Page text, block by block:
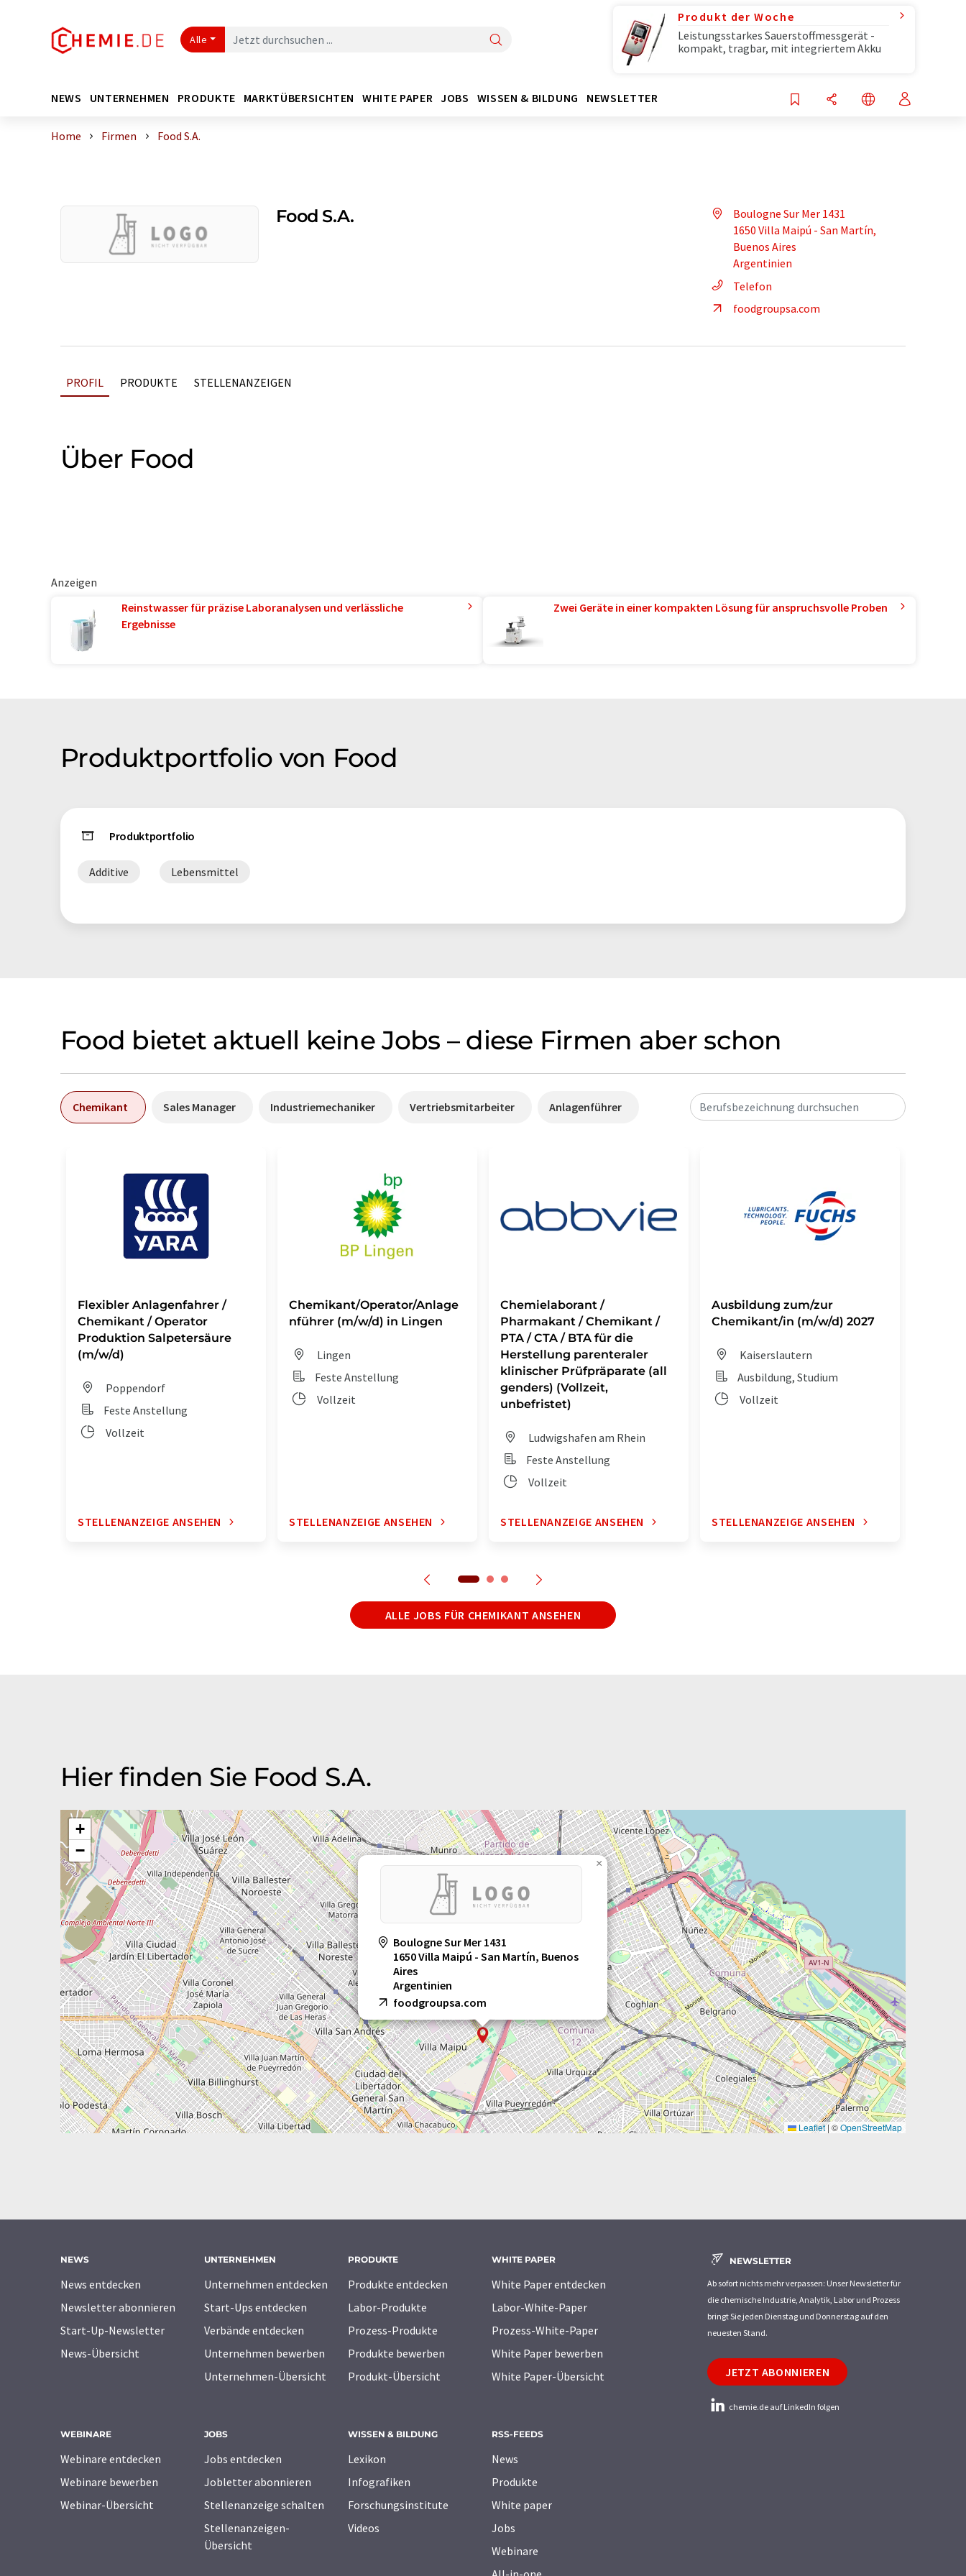
Alle
Produkt der Woche
Leistungsstarkes Sauerstoffmessgerät -
kompakt, tragbar, mit integriertem Akku
NEWS UNTERNEHMEN PRODUKTE MARKTÜBERSICHTEN WHITE PAPER JOBS WISSEN & BILDUNG NEWSLETTER
Home Firmen Food S.A.
Food S.A.
Boulogne Sur Mer 1431
1650 Villa Maipú - San Martín,
Buenos Aires
Argentinien
Telefon
foodgroupsa.com
PROFIL PRODUKTE STELLENANZEIGEN
Über Food
Anzeigen
Reinstwasser für präzise Laboranalysen und verlässliche
Ergebnisse
Zwei Geräte in einer kompakten Lösung für anspruchsvolle Proben
Produktportfolio von Food
Produktportfolio
Additive Lebensmittel
Food bietet aktuell keine Jobs – diese Firmen aber schon
Chemikant Sales Manager Industriemechaniker Vertriebsmitarbeiter Anlagenführer Berufsbezeichnung durchsuchen
Flexibler Anlagenfahrer /
Chemikant / Operator
Produktion Salpetersäure
(m/w/d)
Poppendorf
Feste Anstellung
Vollzeit
STELLENANZEIGE ANSEHEN
Chemikant/Operator/Anlage
nführer (m/w/d) in Lingen
Lingen
Feste Anstellung
Vollzeit
STELLENANZEIGE ANSEHEN
Chemielaborant /
Pharmakant / Chemikant /
PTA / CTA / BTA für die
Herstellung parenteraler
klinischer Prüfpräparate (all
genders) (Vollzeit,
unbefristet)
Ludwigshafen am Rhein
Feste Anstellung
Vollzeit
STELLENANZEIGE ANSEHEN
Ausbildung zum/zur
Chemikant/in (m/w/d) 2027
Kaiserslautern
Ausbildung, Studium
Vollzeit
STELLENANZEIGE ANSEHEN
ALLE JOBS FÜR CHEMIKANT ANSEHEN
Hier finden Sie Food S.A.
Boulogne Sur Mer 1431
1650 Villa Maipú - San Martín, Buenos
Aires
Argentinien
foodgroupsa.com
×
+
−
Leaflet| ©OpenStreetMap
NEWS
News entdecken
Newsletter abonnieren
Start-Up-Newsletter
News-Übersicht
UNTERNEHMEN
Unternehmen entdecken
Start-Ups entdecken
Verbände entdecken
Unternehmen bewerben
Unternehmen-Übersicht
PRODUKTE
Produkte entdecken
Labor-Produkte
Prozess-Produkte
Produkte bewerben
Produkt-Übersicht
WHITE PAPER
White Paper entdecken
Labor-White-Paper
Prozess-White-Paper
White Paper bewerben
White Paper-Übersicht
WEBINARE
Webinare entdecken
Webinare bewerben
Webinar-Übersicht
JOBS
Jobs entdecken
Jobletter abonnieren
Stellenanzeige schalten
Stellenanzeigen-
Übersicht
WISSEN & BILDUNG
Lexikon
Infografiken
Forschungsinstitute
Videos
RSS-FEEDS
News
Produkte
White paper
Jobs
Webinare
NEWSLETTER
Ab sofort nichts mehr verpassen: Unser Newsletter für
die chemische Industrie, Analytik, Labor und Prozess
bringt Sie jeden Dienstag und Donnerstag auf den
neuesten Stand.
JETZT ABONNIEREN
chemie.de auf LinkedIn folgen